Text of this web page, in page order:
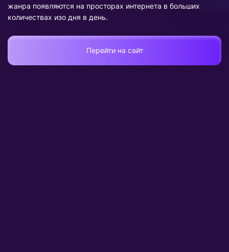
жанра появляются на просторах интернета в больших
количествах изо дня в день.
Перейти на сайт